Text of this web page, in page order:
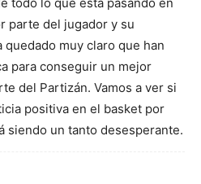
parte del jugador y su
quedado muy claro que han
para conseguir un mejor
del Partizán. Vamos a ver si
positiva en el basket por
siendo un tanto desesperante.